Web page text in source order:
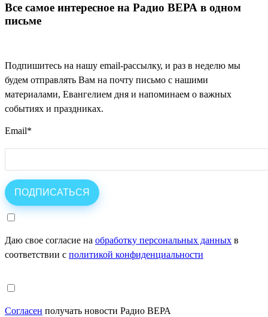
Все самое интересное на Радио ВЕРА в одном
письме
Подпишитесь на нашу email-рассылку, и раз в неделю мы
будем отправлять Вам на почту письмо с нашими
материалами, Евангелием дня и напоминаем о важных
событиях и праздниках.
Email*
Даю свое согласие на обработку персональных данных в
соответствии с политикой конфиденциальности
Согласен получать новости Радио ВЕРА